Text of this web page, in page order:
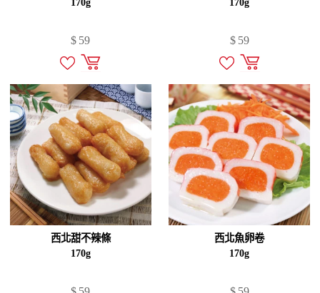
170g
$ 59
170g
$ 59
西北甜不辣條
170g
西北魚卵卷
170g